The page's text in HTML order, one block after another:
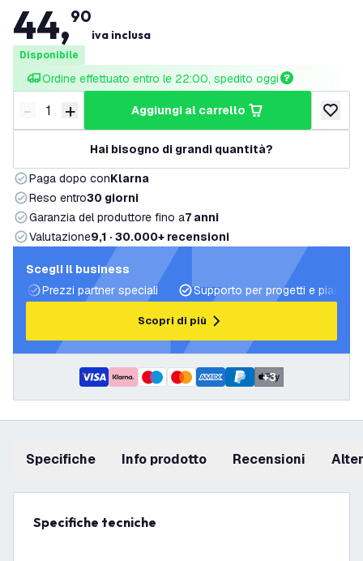
44,90
iva inclusa
Disponibile
Ordine effettuato entro le 22:00, spedito oggi
Riduci quantità
- Aumenta quantità
+ aggiungi al carrello
Hai bisogno di grandi quantità?
Paga dopo conKlarna
Reso entro30 giorni
Garanzia del produttore fino a7 anni
Valutazione9,1 · 30.000+ recensioni
Scegli il business
Prezzi partner speciali
Supporto per progetti e piani di
Scopri di più
+3
Specifiche info prodotto recensioni
Specifiche tecniche